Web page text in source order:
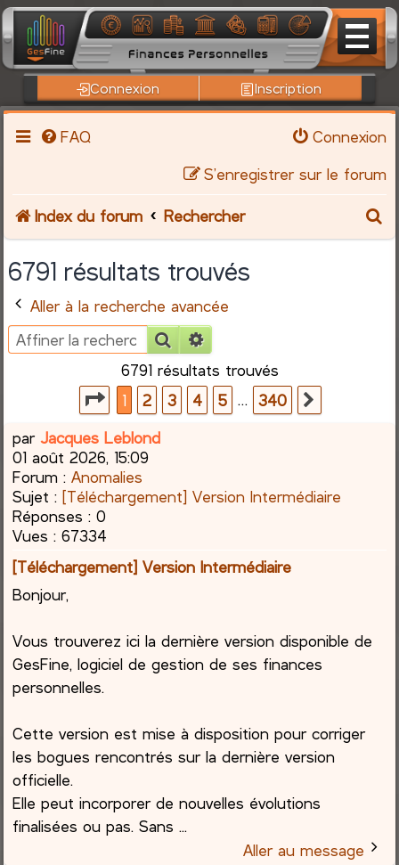
Connexion Inscription
FAQ
Connexion
S’enregistrer sur le forum
Index du forum Rechercher
6791 résultats trouvés
Aller à la recherche avancée
Rechercher
6791 résultats trouvés
Page1sur 340
1 2 3 4 5 … 340
parJacques Leblond
01 août 2026, 15:09
Forum :Anomalies
Sujet :[Téléchargement] Version Intermédiaire
Réponses :0
Vues :67334
[Téléchargement] Version Intermédiaire
Bonjour,
Vous trouverez ici la dernière version disponible de
GesFine, logiciel de gestion de ses finances
personnelles.
Cette version est mise à disposition pour corriger
les bogues rencontrés sur la dernière version
officielle.
Elle peut incorporer de nouvelles évolutions
finalisées ou pas. Sans ...
Aller au message